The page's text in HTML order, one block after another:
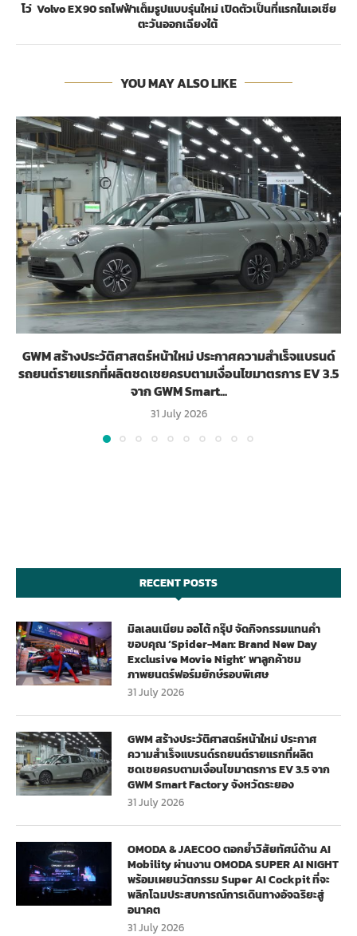
โว่ Volvo EX90 รถไฟฟ้าเต็มรูปแบบรุ่นใหม่ เปิดตัวเป็นที่แรกในเอเชีย
ตะวันออกเฉียงใต้
YOU MAY ALSO LIKE
GWM สร้างประวัติศาสตร์หน้าใหม่ ประกาศความสำเร็จแบรนด์
รถยนต์รายแรกที่ผลิตชดเชยครบตามเงื่อนไขมาตรการ EV 3.5
จาก GWM Smart...
31 July 2026
RECENT POSTS
มิลเลนเนียม ออโต้ กรุ๊ป จัดกิจกรรมแทนคำ
ขอบคุณ ‘Spider-Man: Brand New Day
Exclusive Movie Night’ พาลูกค้าชม
ภาพยนตร์ฟอร์มยักษ์รอบพิเศษ
31 July 2026
GWM สร้างประวัติศาสตร์หน้าใหม่ ประกาศ
ความสำเร็จแบรนด์รถยนต์รายแรกที่ผลิต
ชดเชยครบตามเงื่อนไขมาตรการ EV 3.5 จาก
GWM Smart Factory จังหวัดระยอง
31 July 2026
OMODA & JAECOO ตอกย้ำวิสัยทัศน์ด้าน AI
Mobility ผ่านงาน OMODA SUPER AI NIGHT
พร้อมเผยนวัตกรรม Super AI Cockpit ที่จะ
พลิกโฉมประสบการณ์การเดินทางอัจฉริยะสู่
อนาคต
31 July 2026